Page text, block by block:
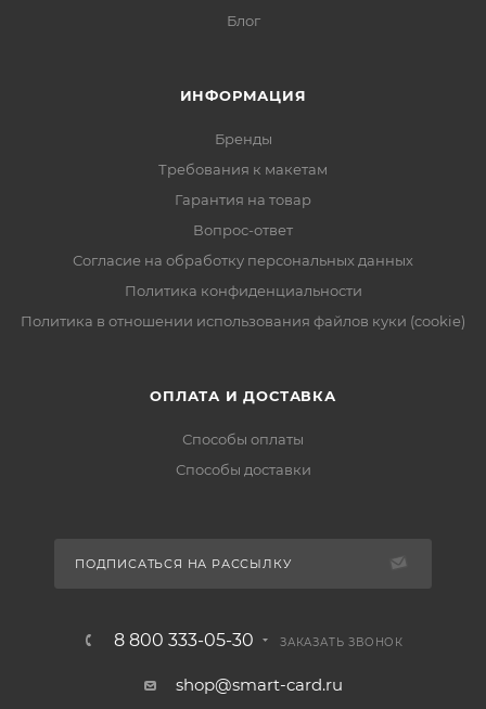
Блог
ИНФОРМАЦИЯ
Бренды
Требования к макетам
Гарантия на товар
Вопрос-ответ
Согласие на обработку персональных данных
Политика конфиденциальности
Политика в отношении использования файлов куки (cookie)
ОПЛАТА И ДОСТАВКА
Способы оплаты
Способы доставки
ПОДПИСАТЬСЯ НА РАССЫЛКУ
8 800 333-05-30 ЗАКАЗАТЬ ЗВОНОК
shop@smart-card.ru